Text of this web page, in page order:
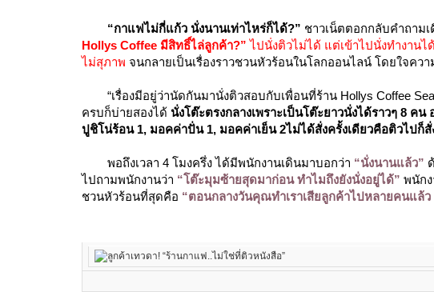
“กาแฟไม่กี่แก้ว นั่งนานเท่าไหร่ก็ได้?” ชาวเน็ตตอกกลับคำถาม
Hollys Coffee มีสิทธิ์ไล่ลูกค้า?” ไปนั่งติวไม่ได้ แต่เข้าไปนั่งทำงานไ
ไม่สุภาพ จนกลายเป็นเรื่องราวชวนหัวร้อนในโลกออนไลน์ โดยใจคว
“เรื่องมีอยู่ว่านัดกันมานั่งติวสอบกับเพื่อนที่ร้าน Hollys Coffee
ครบก็บ่ายสองได้ นั่งโต๊ะตรงกลางเพราะเป็นโต๊ะยาวนั่งได้ราวๆ 8 คน
ปูชิโน่ร้อน 1, มอคค่าปั่น 1, มอคค่าเย็น 2ไม่ได้สั่งครั้งเดียวคือติวไปก็สั่
พอถึงเวลา 4 โมงครึ่ง ได้มีพนักงานเดินมาบอกว่า “นั่งนานแล้ว”
ไปถามพนักงานว่า “โต๊ะมุมซ้ายสุดมาก่อน ทำไมถึงยังนั่งอยู่ได้” พนัก
ชวนหัวร้อนที่สุดคือ “ตอนกลางวันคุณทำเราเสียลูกค้าไปหลายคนแล้